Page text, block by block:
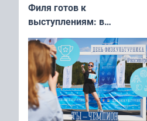
Филя готов к
выступлениям: в
мурманском океанариуме
рассказали о состоянии
тюленей